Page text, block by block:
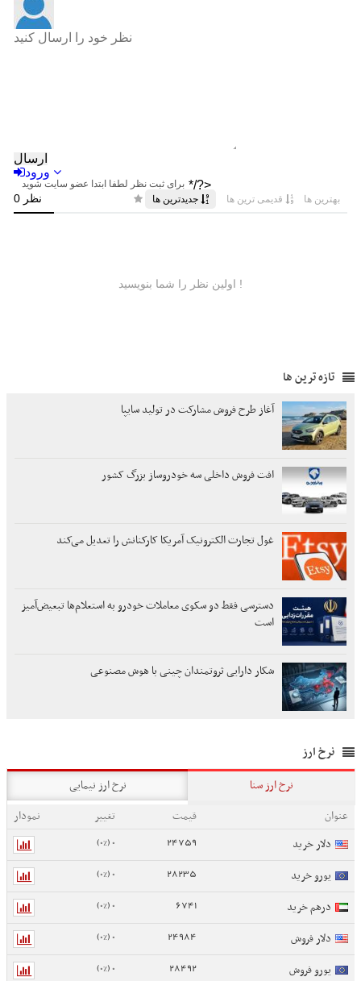
تازه ترین ها
آغاز طرح فروش مشارکت در تولید سایپا
افت فروش داخلی سه خودروساز بزرگ کشور
غول تجارت الکترونیک آمریکا کارکنانش را تعدیل می‌کند
دسترسی فقط دو سکوی معاملات خودرو به استعلام‌ها تبعیض‌آمیز
است
شکار دارایی ثروتمندان چینی با هوش مصنوعی
نرخ ارز
نرخ ارز سنا
نرخ ارز نیمایی
عنوان
قیمت تغییر
نمودار
دلار خرید
24759
0 (0%)
یورو خرید 28235
0 (0%)
درهم خرید 6741
0 (0%)
دلار فروش 24984
0 (0%)
یورو فروش 28492
0 (0%)